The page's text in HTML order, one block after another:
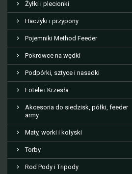
Żyłki i plecionki
Haczyki i przypony
Pojemniki Method Feeder
Pokrowce na wędki
Podpórki, sztyce i nasadki
Fotele i Krzesła
Akcesoria do siedzisk, półki, feeder
army
Maty, worki i kołyski
Torby
Rod Pody i Tripody